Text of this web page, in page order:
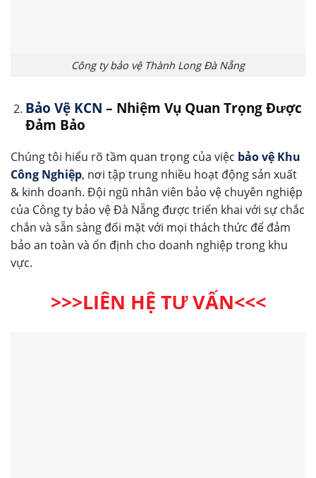
Công ty bảo vệ Thành Long Đà Nẵng
Bảo Vệ KCN – Nhiệm Vụ Quan Trọng Được
Đảm Bảo
Chúng tôi hiểu rõ tầm quan trọng của việc bảo vệ Khu
Công Nghiệp, nơi tập trung nhiều hoạt động sản xuất
& kinh doanh. Đội ngũ nhân viên bảo vệ chuyên nghiệp
của Công ty bảo vệ Đà Nẵng được triển khai với sự chắc
chắn và sẵn sàng đối mặt với mọi thách thức để đảm
bảo an toàn và ổn định cho doanh nghiệp trong khu
vực.
>>>LIÊN HỆ TƯ VẤN<<<